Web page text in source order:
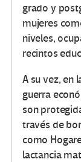
grado y
mujeres
niveles,
recintos
A su vez, en
guerra
son
través de
como
lactancia